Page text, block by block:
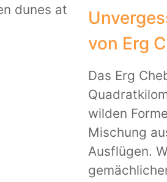
von Erg
Das Erg
wilden
Mischung
Ausflügen.